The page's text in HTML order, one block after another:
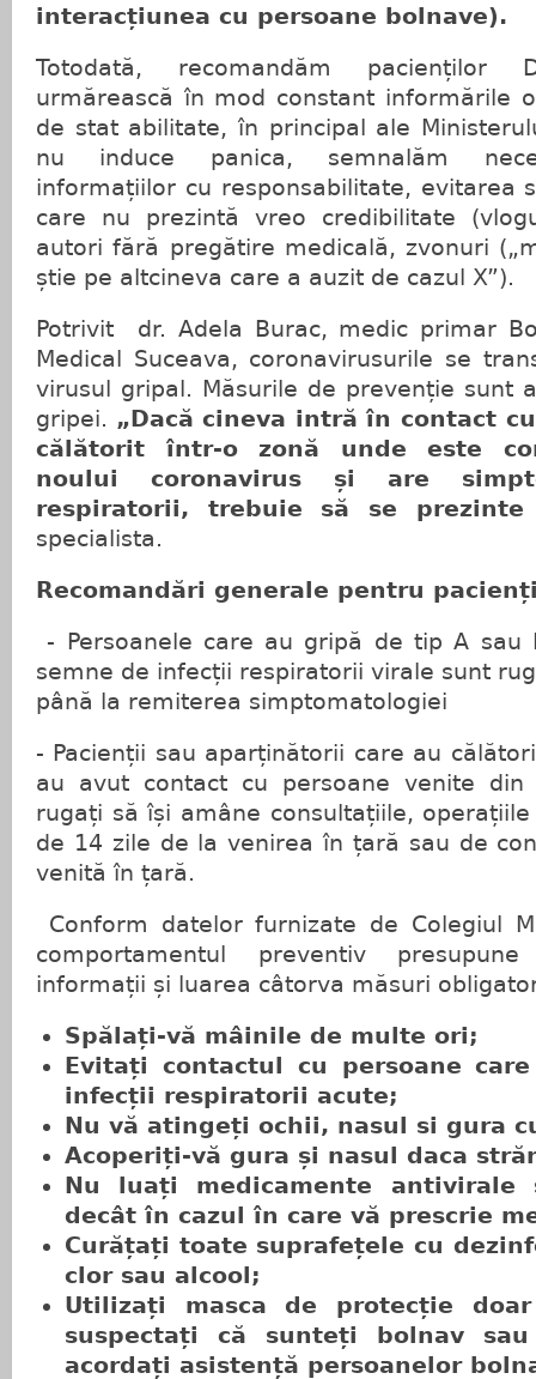
interacțiunea cu persoane bolnave).
Totodată, recomandăm pacienților
urmărească în mod constant informările
de stat abilitate, în principal ale
nu induce panica, semnalăm
informațiilor cu responsabilitate, evitarea
care nu prezintă vreo credibilitate
autori fără pregătire medicală, zvonuri
știe pe altcineva care a auzit de cazul X”).
Potrivit dr. Adela Burac, medic primar
Medical Suceava, coronavirusurile se
virusul gripal. Măsurile de prevenție sunt
gripei. „Dacă cineva intră în contact
călătorit într-o zonă unde este
noului coronavirus și are
respiratorii, trebuie să se prezinte
specialista.
Recomandări generale pentru
- Persoanele care au gripă de tip A sau
semne de infecții respiratorii virale sunt
până la remiterea simptomatologiei
- Pacienții sau aparținătorii care au
au avut contact cu persoane venite
rugați să își amâne consultațiile,
de 14 zile de la venirea în țară sau de
venită în țară.
Conform datelor furnizate de Colegiul
comportamentul preventiv
informații și luarea câtorva măsuri
Spălați-vă mâinile de multe ori;
Evitați contactul cu persoane
infecții respiratorii acute;
Nu vă atingeți ochii, nasul si gura
Acoperiți-vă gura și nasul daca
Nu luați medicamente
decât în cazul în care vă prescrie
Curățați toate suprafețele cu
clor sau alcool;
Utilizați masca de protecție
suspectați că sunteți bolnav
acordați asistență persoanelor